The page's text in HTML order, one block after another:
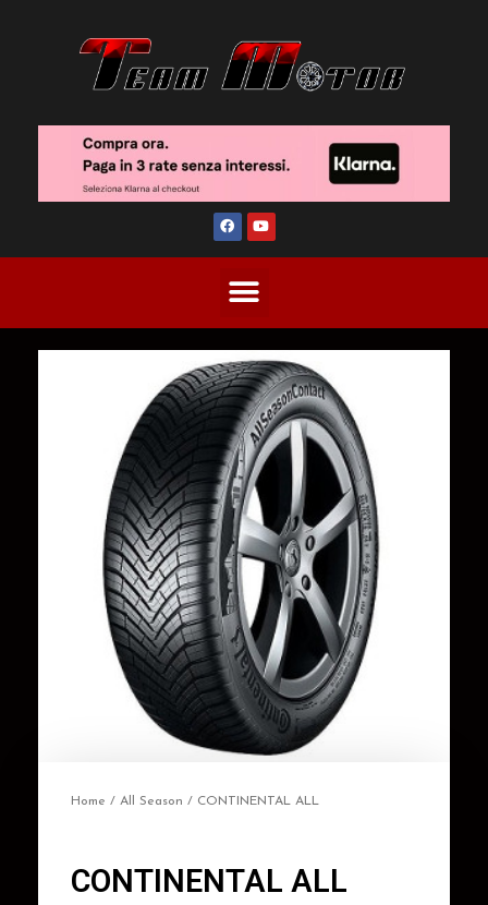
Home / All Season / CONTINENTAL ALL
CONTINENTAL ALL